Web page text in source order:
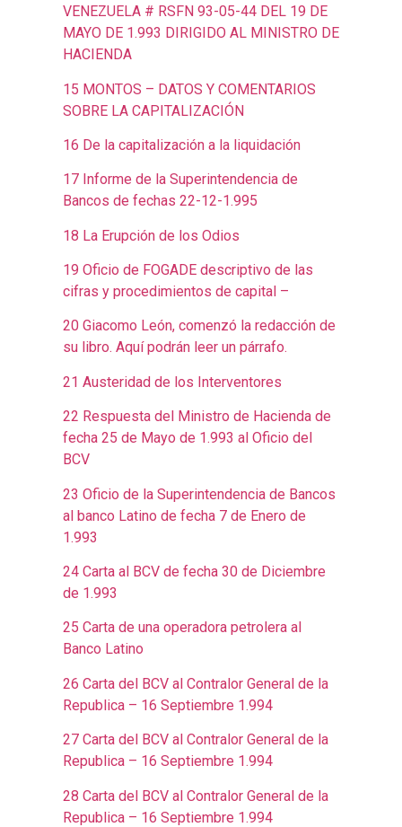
VENEZUELA # RSFN 93-05-44 DEL 19 DE
MAYO DE 1.993 DIRIGIDO AL MINISTRO DE
HACIENDA
15 MONTOS – DATOS Y COMENTARIOS
SOBRE LA CAPITALIZACIÓN
16 De la capitalización a la liquidación
17 Informe de la Superintendencia de
Bancos de fechas 22-12-1.995
18 La Erupción de los Odios
19 Oficio de FOGADE descriptivo de las
cifras y procedimientos de capital –
20 Giacomo León, comenzó la redacción de
su libro. Aquí podrán leer un párrafo.
21 Austeridad de los Interventores
22 Respuesta del Ministro de Hacienda de
fecha 25 de Mayo de 1.993 al Oficio del
BCV
23 Oficio de la Superintendencia de Bancos
al banco Latino de fecha 7 de Enero de
1.993
24 Carta al BCV de fecha 30 de Diciembre
de 1.993
25 Carta de una operadora petrolera al
Banco Latino
26 Carta del BCV al Contralor General de la
Republica – 16 Septiembre 1.994
27 Carta del BCV al Contralor General de la
Republica – 16 Septiembre 1.994
28 Carta del BCV al Contralor General de la
Republica – 16 Septiembre 1.994